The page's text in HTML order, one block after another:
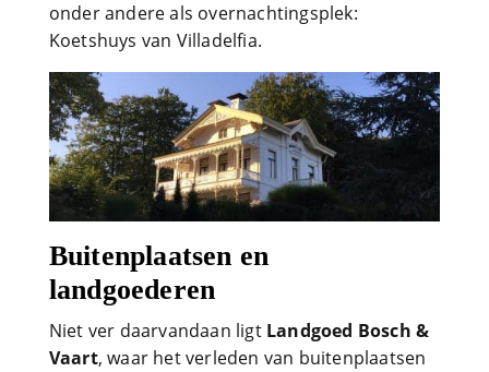
onder andere als overnachtingsplek:
Koetshuys van Villadelfia.
Buitenplaatsen en
landgoederen
Niet ver daarvandaan ligt Landgoed Bosch &
Vaart, waar het verleden van buitenplaatsen